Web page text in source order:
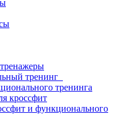
тренинг
тренинга
кроссфит
и функционального